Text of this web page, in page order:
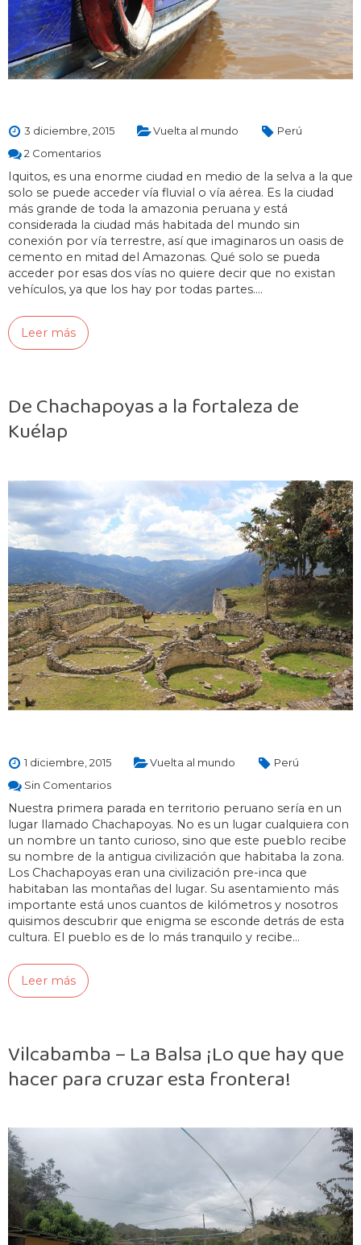
3 diciembre, 2015 Vuelta al mundo
Perú
2 Comentarios
Iquitos, es una enorme ciudad en medio de la selva a la que
solo se puede acceder vía fluvial o vía aérea. Es la ciudad
más grande de toda la amazonia peruana y está
considerada la ciudad más habitada del mundo sin
conexión por vía terrestre, así que imaginaros un oasis de
cemento en mitad del Amazonas. Qué solo se pueda
acceder por esas dos vías no quiere decir que no existan
vehículos, ya que los hay por todas partes.…
Leer más
De Chachapoyas a la fortaleza de
Kuélap
1 diciembre, 2015 Vuelta al mundo
Perú
Sin Comentarios
Nuestra primera parada en territorio peruano sería en un
lugar llamado Chachapoyas. No es un lugar cualquiera con
un nombre un tanto curioso, sino que este pueblo recibe
su nombre de la antigua civilización que habitaba la zona.
Los Chachapoyas eran una civilización pre-inca que
habitaban las montañas del lugar. Su asentamiento más
importante está unos cuantos de kilómetros y nosotros
quisimos descubrir que enigma se esconde detrás de esta
cultura. El pueblo es de lo más tranquilo y recibe…
Leer más
Vilcabamba – La Balsa ¡Lo que hay que
hacer para cruzar esta frontera!